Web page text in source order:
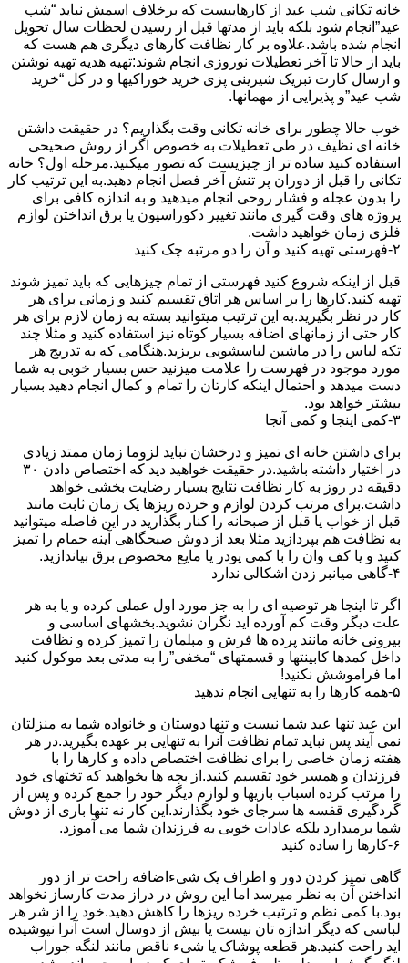
خانه تکانی شب عید از کارهاییست که برخلاف اسمش نباید “شب
عید”انجام شود بلکه باید از مدتها قبل از رسیدن لحظات سال تحویل
انجام شده باشد.علاوه بر کار نظافت کارهای دیگری هم هست که
باید از حالا تا آخر تعطیلات نوروزی انجام شوند:تهیه هدیه تهیه نوشتن
و ارسال کارت تبریک شیرینی پزی خرید خوراکیها و در کل “خرید
شب عید”و پذیرایی از مهمانها.
خوب حالا چطور برای خانه تکانی وقت بگذاریم؟ در حقیقت داشتن
خانه ای نظیف در طی تعطیلات به خصوص اگر از روش صحیحی
استفاده کنید ساده تر از چیزیست که تصور میکنید.مرحله اول؟ خانه
تکانی را قبل از دوران پر تنش آخر فصل انجام دهید.به این ترتیب کار
را بدون عجله و فشار روحی انجام میدهید و به اندازه کافی برای
پروژه های وقت گیری مانند تغییر دکوراسیون یا برق انداختن لوازم
فلزی زمان خواهید داشت.
۲-فهرستی تهیه کنید و آن را دو مرتبه چک کنید
قبل از اینکه شروع کنید فهرستی از تمام چیزهایی که باید تمیز شوند
تهیه کنید.کارها را بر اساس هر اتاق تقسیم کنید و زمانی برای هر
کار در نظر بگیرید.به این ترتیب میتوانید بسته به زمان لازم برای هر
کار حتی از زمانهای اضافه بسیار کوتاه نیز استفاده کنید و مثلا چند
تکه لباس را در ماشین لباسشویی بریزید.هنگامی که به تدریج هر
مورد موجود در فهرست را علامت میزنید حس بسیار خوبی به شما
دست میدهد و احتمال اینکه کارتان را تمام و کمال انجام دهید بسیار
بیشتر خواهد بود.
۳-کمی اینجا و کمی آنجا
برای داشتن خانه ای تمیز و درخشان نباید لزوما زمان ممتد زیادی
در اختیار داشته باشید.در حقیقت خواهید دید که اختصاص دادن ۳۰
دقیقه در روز به کار نظافت نتایج بسیار رضایت بخشی خواهد
داشت.برای مرتب کردن لوازم و خرده ریزها یک زمان ثابت مانند
قبل از خواب یا قبل از صبحانه را کنار بگذارید در این فاصله میتوانید
به نظافت هم بپردازید مثلا بعد از دوش صبحگاهی آینه حمام را تمیز
کنید و یا کف وان را با کمی پودر یا مایع مخصوص برق بیاندازید.
۴-گاهی میانبر زدن اشکالی ندارد
اگر تا اینجا هر توصیه ای را به جز مورد اول عملی کرده و یا به هر
علت دیگر وقت کم آورده اید نگران نشوید.بخشهای اساسی و
بیرونی خانه مانند پرده ها فرش و مبلمان را تمیز کرده و نظافت
داخل کمدها کابینتها و قسمتهای “مخفی”را به مدتی بعد موکول کنید
اما فراموشش نکنید!
۵-همه کارها را به تنهایی انجام ندهید
این عید تنها عید شما نیست و تنها دوستان و خانواده شما به منزلتان
نمی آیند پس نباید تمام نظافت آنرا به تنهایی بر عهده بگیرید.در هر
هفته زمان خاصی را برای نظافت اختصاص داده و کارها را با
فرزندان و همسر خود تقسیم کنید.از بچه ها بخواهید که تختهای خود
را مرتب کرده اسباب بازیها و لوازم دیگر خود را جمع کرده و پس از
گردگیری قفسه ها سرجای خود بگذارند.این کار نه تنها باری از دوش
شما برمیدارد بلکه عادات خوبی به فرزندان شما می آموزد.
۶-کارها را ساده کنید
گاهی تمیز کردن دور و اطراف یک شیءاضافه راحت تر از دور
انداختن آن به نظر میرسد اما این روش در دراز مدت کارساز نخواهد
بود.با کمی نظم و ترتیب خرده ریزها را کاهش دهید.خود را از شر هر
لباسی که دیگر اندازه تان نیست یا بیش از دوسال است آنرا نپوشیده
اید راحت کنید.هر قطعه پوشاک یا شیء ناقص مانند لنگه جوراب